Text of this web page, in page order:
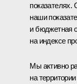
наши
и бюджетная
на индексе
Мы активно
на